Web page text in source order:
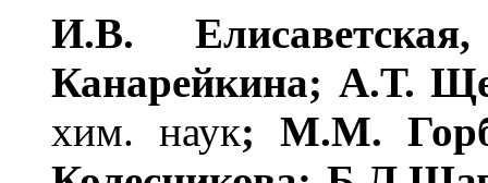
И.В.
Канарейкина; А.Т.
хим. наук; М.М.